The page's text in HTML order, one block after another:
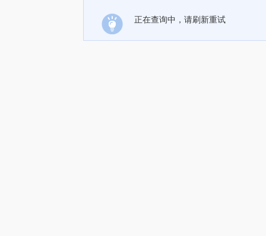
正在查询中，请刷新重试